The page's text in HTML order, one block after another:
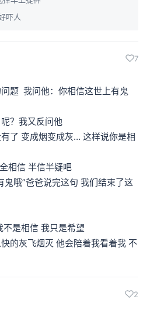
吓人
7
题  我问他：你相信这世上有鬼
？我又反问他
了 变成烟变成灰… 这样说你是相
相信 半信半疑吧
鬼哦”爸爸说完这句 我们结束了这
是相信 我只是希望
的灰飞烟灭 他会陪着我看着我 不
2